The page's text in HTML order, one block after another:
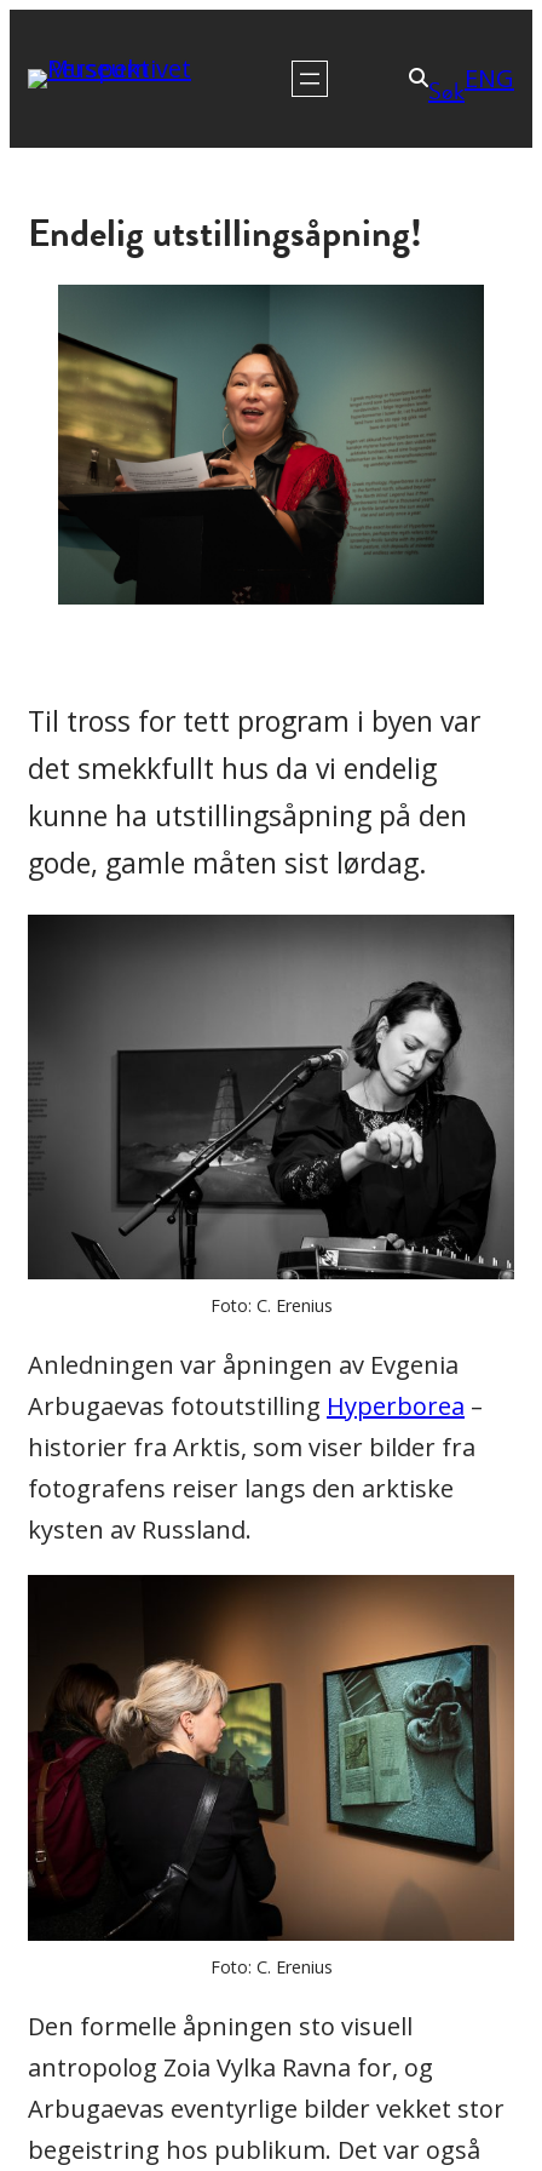
SøkENG
Endelig utstillingsåpning!
Til tross for tett program i byen var
det smekkfullt hus da vi endelig
kunne ha utstillingsåpning på den
gode, gamle måten sist lørdag.
Foto: C. Erenius
Anledningen var åpningen av Evgenia
Arbugaevas fotoutstilling Hyperborea –
historier fra Arktis, som viser bilder fra
fotografens reiser langs den arktiske
kysten av Russland.
Foto: C. Erenius
Den formelle åpningen sto visuell
antropolog Zoia Vylka Ravna for, og
Arbugaevas eventyrlige bilder vekket stor
begeistring hos publikum. Det var også